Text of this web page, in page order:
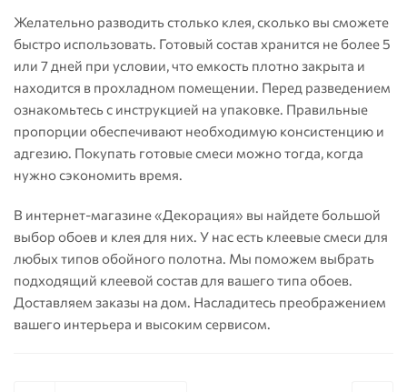
Желательно разводить столько клея, сколько вы сможете
быстро использовать. Готовый состав хранится не более 5
или 7 дней при условии, что емкость плотно закрыта и
находится в прохладном помещении. Перед разведением
ознакомьтесь с инструкцией на упаковке. Правильные
пропорции обеспечивают необходимую консистенцию и
адгезию. Покупать готовые смеси можно тогда, когда
нужно сэкономить время.
В интернет-магазине «Декорация» вы найдете большой
выбор обоев и клея для них. У нас есть клеевые смеси для
любых типов обойного полотна. Мы поможем выбрать
подходящий клеевой состав для вашего типа обоев.
Доставляем заказы на дом. Насладитесь преображением
вашего интерьера и высоким сервисом.